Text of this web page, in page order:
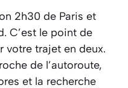
2h30 de Paris et
C’est le point de
votre trajet en deux.
de l’autoroute,
et la recherche